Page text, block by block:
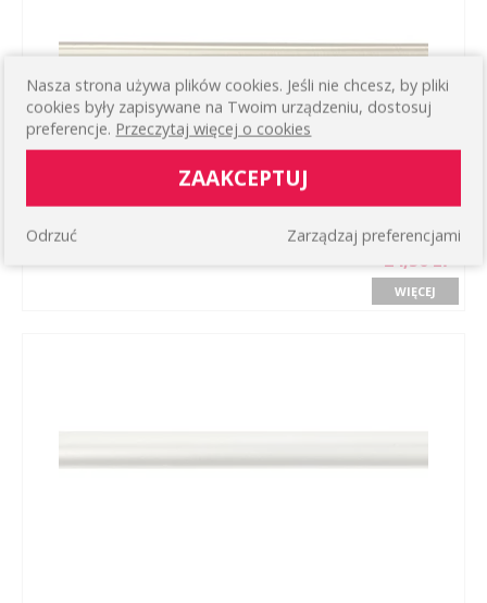
RURA KARNISZA Ø16 MM - 240 CM KOLOR: MOSIĄDZ
ANTYCZNY
24,50 zł
WIĘCEJ
Nasza strona używa plików cookies. Jeśli nie chcesz, by pliki
cookies były zapisywane na Twoim urządzeniu, dostosuj
preferencje. Przeczytaj więcej o cookies
ZAAKCEPTUJ
Zarządzaj preferencjami
Odrzuć